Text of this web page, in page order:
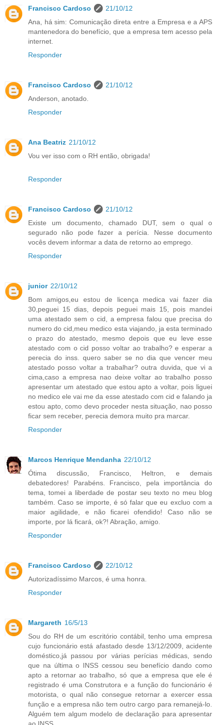
Francisco Cardoso
21/10/12
Ana, há sim: Comunicação direta entre a Empresa e a APS
mantenedora do benefício, que a empresa tem acesso pela
internet.
Responder
Francisco Cardoso
21/10/12
Anderson, anotado.
Responder
Ana Beatriz 21/10/12
Vou ver isso com o RH então, obrigada!
Responder
Francisco Cardoso
21/10/12
Existe um documento, chamado DUT, sem o qual o
segurado não pode fazer a perícia. Nesse documento
vocês devem informar a data de retorno ao emprego.
Responder
junior 22/10/12
Bom amigos,eu estou de licença medica vai fazer dia
30,peguei 15 dias, depois peguei mais 15, pois mandei
uma atestado sem o cid, a empresa falou que precisa do
numero do cid,meu medico esta viajando, ja esta terminado
o prazo do atestado, mesmo depois que eu leve esse
atestado com o cid posso voltar ao trabalho? e esperar a
perecia do inss. quero saber se no dia que vencer meu
atestado posso voltar a trabalhar? outra duvida, que vi a
cima,caso a empresa nao deixe voltar ao trabalho posso
apresentar um atestado que estou apto a voltar, pois liguei
no medico ele vai me da esse atestado com cid e falando ja
estou apto, como devo proceder nesta situação, nao posso
ficar sem receber, perecia demora muito pra marcar.
Responder
Marcos Henrique Mendanha 22/10/12
Ótima discussão, Francisco, Heltron, e demais
debatedores! Parabéns. Francisco, pela importância do
tema, tomei a liberdade de postar seu texto no meu blog
também. Caso se importe, é só falar que eu excluo com a
maior agilidade, e não ficarei ofendido! Caso não se
importe, por lá ficará, ok?! Abração, amigo.
Responder
Francisco Cardoso
22/10/12
Autorizadíssimo Marcos, é uma honra.
Responder
Margareth 16/5/13
Sou do RH de um escritório contábil, tenho uma empresa
cujo funcionário está afastado desde 13/12/2009, acidente
doméstico,já passou por várias perícias médicas, sendo
que na última o INSS cessou seu benefício dando como
apto a retornar ao trabalho, só que a empresa que ele é
registrado é uma Construtora e a função do funcionário é
motorista, o qual não consegue retornar a exercer essa
função e a empresa não tem outro cargo para remanejá-lo.
Alguém tem algum modelo de declaração para apresentar
ao INSS.